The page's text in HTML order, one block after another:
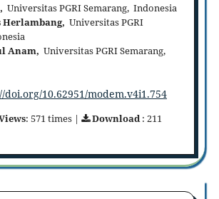
Universitas PGRI Semarang, Indonesia
Herlambang, Universitas PGRI
Anam, Universitas PGRI Semarang,
doi.org/10.62951/modem.v4i1.754
: 571 times | Download : 211